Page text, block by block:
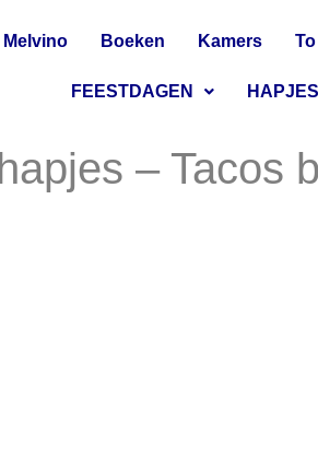
Melvino Boeken Kamers
FEESTDAGEN
– Tacos